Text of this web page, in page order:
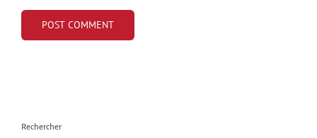
Rechercher